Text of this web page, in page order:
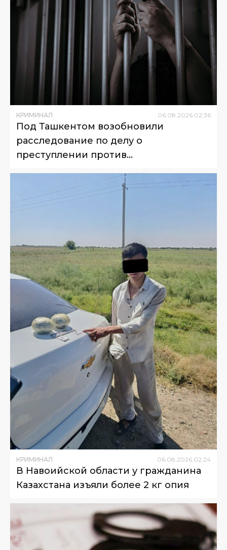
КРИМИНАЛ 06.08.2026 02:36
Под Ташкентом возобновили
расследование по делу о
преступлении против
КРИМИНАЛ 06 08 2026 02:24
В Навоийской области у гражданина
Казахстана изъяли более 2 кг опия